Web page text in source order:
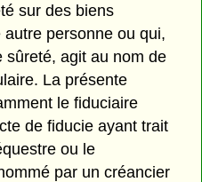
sur des biens
personne ou qui,
sûreté, agit au nom de
La présente
le fiduciaire
de fiducie ayant trait
ou le
par un créancier